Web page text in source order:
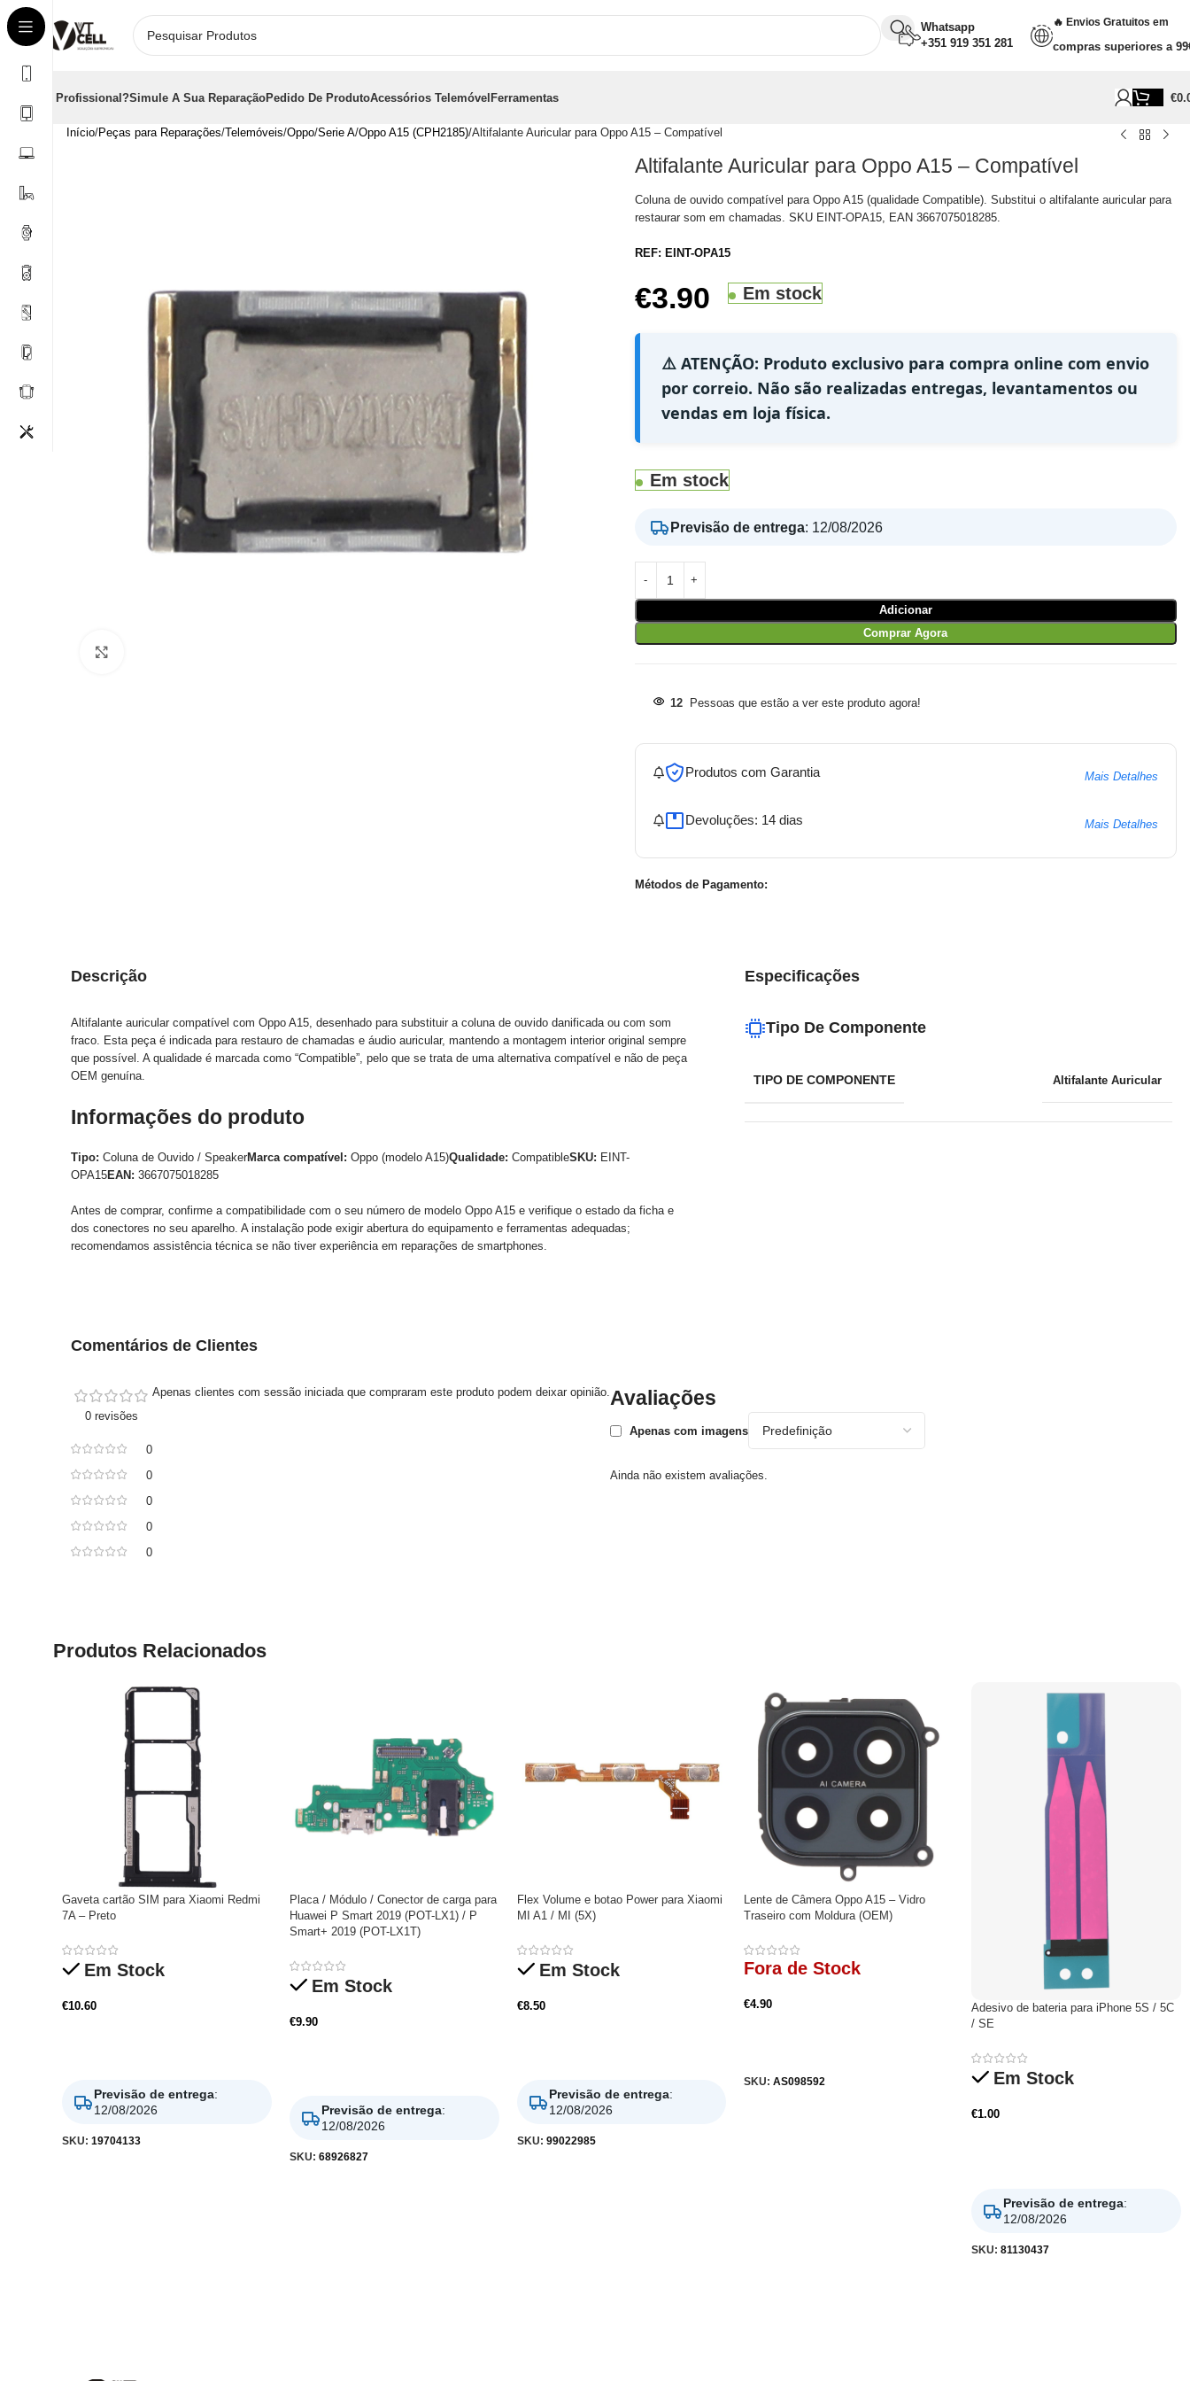
Whatsapp
+351 919 351 281
🔥 Envios Gratuitos em
compras superiores a
É Profissional?Simule A Sua ReparaçãoPedido De ProdutoAcessórios TelemóvelFerramentas €
Início Peças para Reparações Telemóveis Oppo Serie A Oppo A15 (CPH2185) Altifalante Auricular para Oppo A15 – Compatível
Altifalante Auricular para Oppo A15 – Compatível
Coluna de ouvido compatível para Oppo A15 (qualidade Compatible). Substitui o altifalante auricular para
restaurar som em chamadas. SKU EINT-OPA15, EAN 3667075018285.
REF: EINT-OPA15
€3.90 Em stock
⚠️ ATENÇÃO: Produto exclusivo para compra online com envio
por correio. Não são realizadas entregas, levantamentos ou
vendas em loja física.
Em stock
Previsão de entrega: 12/08/2026
Adicionar
Comprar Agora
12 Pessoas que estão a ver este produto agora!
Produtos com Garantia Mais Detalhes
Devoluções: 14 dias Mais Detalhes
Métodos de Pagamento:
Descrição
Altifalante auricular compatível com Oppo A15, desenhado para substituir a coluna de ouvido danificada ou com som
fraco. Esta peça é indicada para restauro de chamadas e áudio auricular, mantendo a montagem interior original sempre
que possível. A qualidade é marcada como “Compatible”, pelo que se trata de uma alternativa compatível e não de peça
OEM genuína.
Informações do produto
Tipo: Coluna de Ouvido / SpeakerMarca compatível: Oppo (modelo A15)Qualidade: CompatibleSKU: EINT-
OPA15EAN: 3667075018285
Antes de comprar, confirme a compatibilidade com o seu número de modelo Oppo A15 e verifique o estado da ficha e
dos conectores no seu aparelho. A instalação pode exigir abertura do equipamento e ferramentas adequadas;
recomendamos assistência técnica se não tiver experiência em reparações de smartphones.
Especificações
Tipo De Componente
TIPO DE COMPONENTE Altifalante Auricular
Comentários de Clientes
0 revisões
0
0
0
0
0
Avaliações
Apenas com imagens
Ainda não existem avaliações.
Apenas clientes com sessão iniciada que compraram este produto podem deixar opinião.
Produtos Relacionados
Gaveta cartão SIM para Xiaomi Redmi
7A – Preto
Em Stock
€10.60
Previsão de entrega:
12/08/2026
SKU: 19704133
Placa / Módulo / Conector de carga para
Huawei P Smart 2019 (POT-LX1) / P
Smart+ 2019 (POT-LX1T)
Em Stock
€9.90
Previsão de entrega:
12/08/2026
SKU: 68926827
Flex Volume e botao Power para Xiaomi
MI A1 / MI (5X)
Em Stock
€8.50
Previsão de entrega:
12/08/2026
SKU: 99022985
Lente de Câmera Oppo A15 – Vidro
Traseiro com Moldura (OEM)
Fora de Stock
€4.90
SKU:AS098592
Adesivo de bateria para iPhone 5S / 5C
/ SE
Em Stock
€1.00
Previsão de entrega:
12/08/2026
SKU:81130437